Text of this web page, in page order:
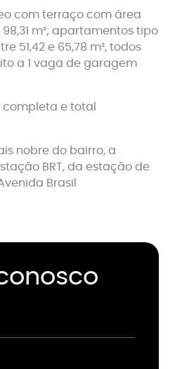
com terraço com área
m²; apartamentos tipo
51,42 e 65,78 m², todos
a 1 vaga de garagem
completa e total
nobre do bairro, a
BRT, da estação de
Brasil